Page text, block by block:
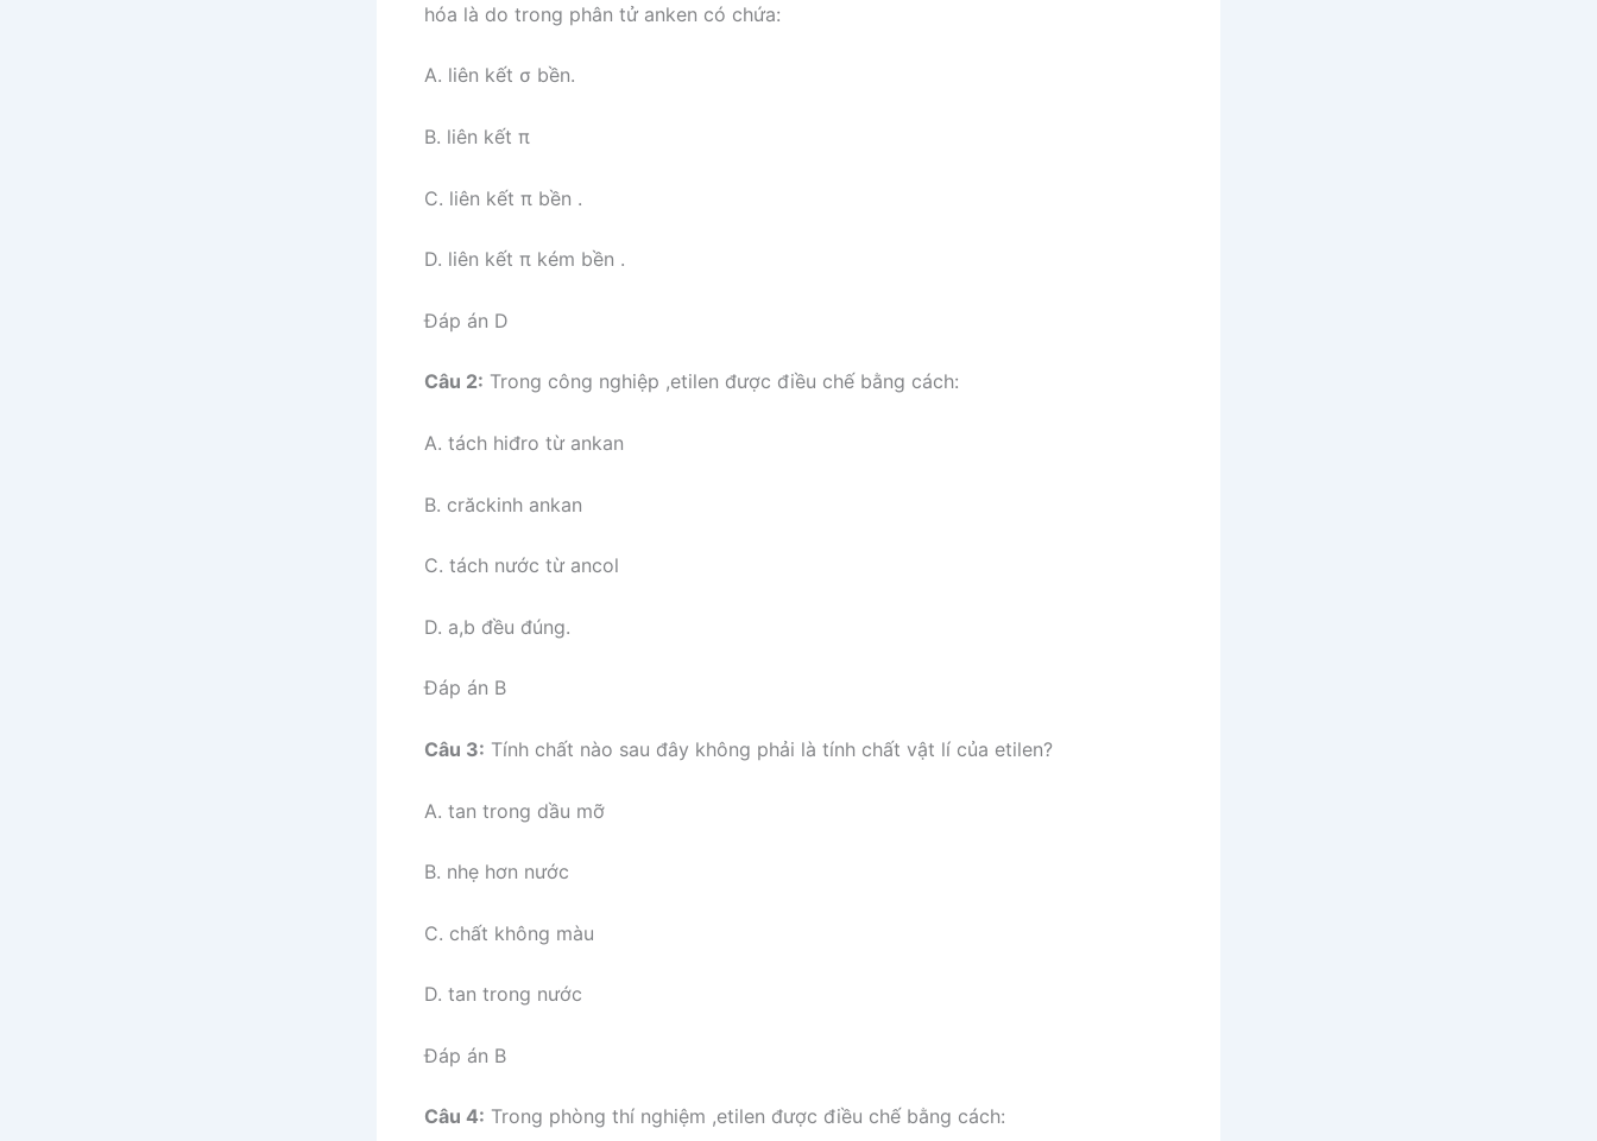
hóa là do trong phân tử anken có chứa:
A. liên kết σ bền.
B. liên kết π
C. liên kết π bền .
D. liên kết π kém bền .
Đáp án D
Câu 2: Trong công nghiệp ,etilen được điều chế bằng cách:
A. tách hiđro từ ankan
B. crăckinh ankan
C. tách nước từ ancol
D. a,b đều đúng.
Đáp án B
Câu 3: Tính chất nào sau đây không phải là tính chất vật lí của etilen?
A. tan trong dầu mỡ
B. nhẹ hơn nước
C. chất không màu
D. tan trong nước
Đáp án B
Câu 4: Trong phòng thí nghiệm ,etilen được điều chế bằng cách: